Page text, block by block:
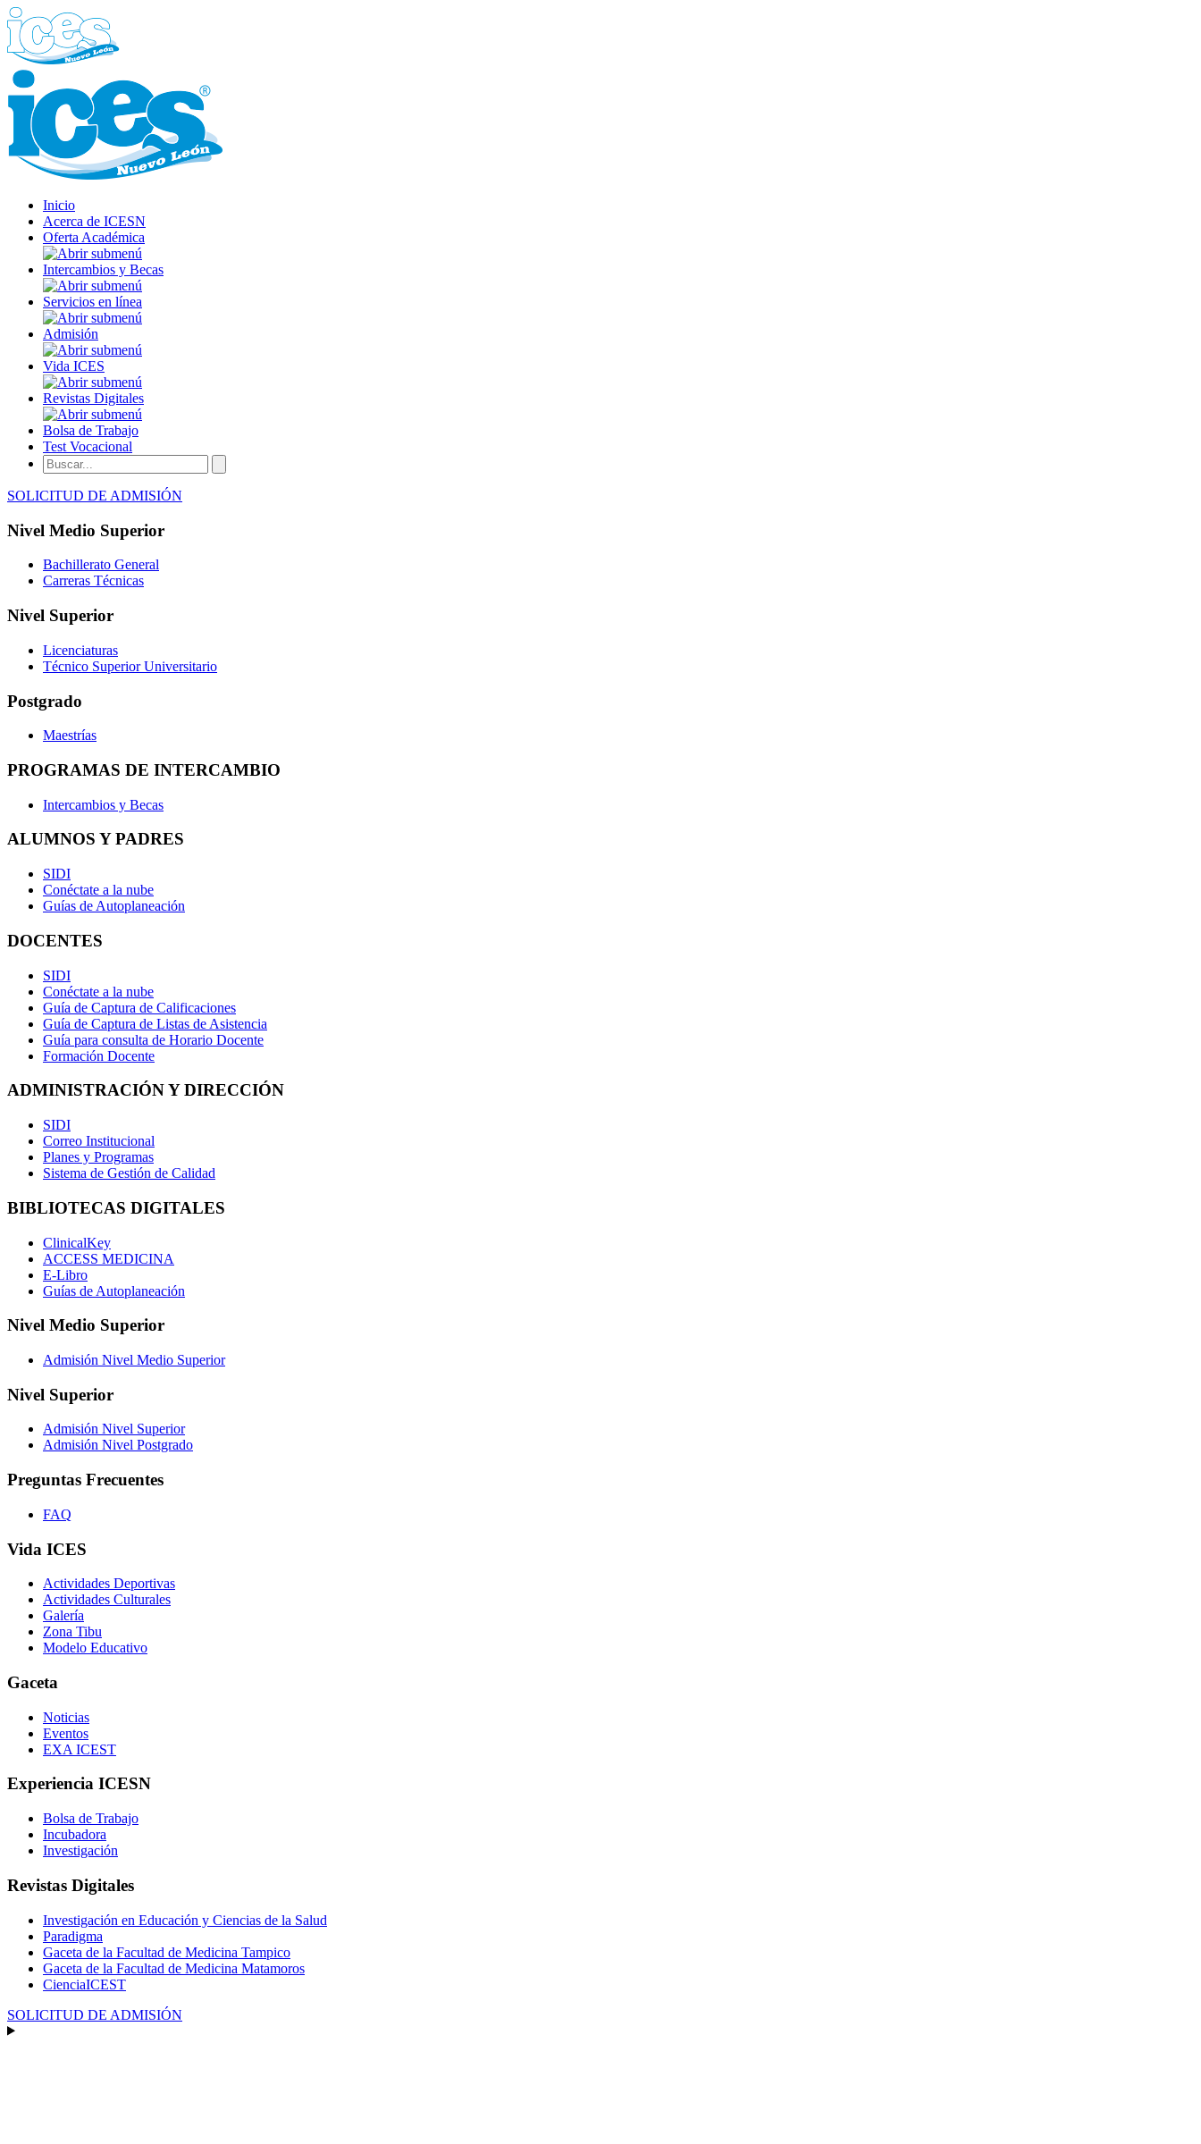
Inicio
Acerca de ICESN
Oferta Académica
Intercambios y Becas
Servicios en línea
Admisión
Vida ICES
Revistas Digitales
Bolsa de Trabajo
Test Vocacional
SOLICITUD DE ADMISIÓN
Nivel Medio Superior
Bachillerato General
Carreras Técnicas
Nivel Superior
Licenciaturas
Técnico Superior Universitario
Postgrado
Maestrías
PROGRAMAS DE INTERCAMBIO
Intercambios y Becas
ALUMNOS Y PADRES
SIDI
Conéctate a la nube
Guías de Autoplaneación
DOCENTES
SIDI
Conéctate a la nube
Guía de Captura de Calificaciones
Guía de Captura de Listas de Asistencia
Guía para consulta de Horario Docente
Formación Docente
ADMINISTRACIÓN Y DIRECCIÓN
SIDI
Correo Institucional
Planes y Programas
Sistema de Gestión de Calidad
BIBLIOTECAS DIGITALES
ClinicalKey
ACCESS MEDICINA
E-Libro
Guías de Autoplaneación
Nivel Medio Superior
Admisión Nivel Medio Superior
Nivel Superior
Admisión Nivel Superior
Admisión Nivel Postgrado
Preguntas Frecuentes
FAQ
Vida ICES
Actividades Deportivas
Actividades Culturales
Galería
Zona Tibu
Modelo Educativo
Gaceta
Noticias
Eventos
EXA ICEST
Experiencia ICESN
Bolsa de Trabajo
Incubadora
Investigación
Revistas Digitales
Investigación en Educación y Ciencias de la Salud
Paradigma
Gaceta de la Facultad de Medicina Tampico
Gaceta de la Facultad de Medicina Matamoros
CienciaICEST
SOLICITUD DE ADMISIÓN